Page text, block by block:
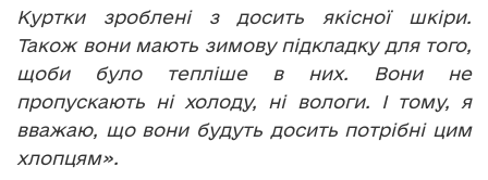
Куртки зроблені з досить якісної шкіри.
Також вони мають зимову підкладку для того,
щоби було тепліше в них. Вони не
пропускають ні холоду, ні вологи. І тому, я
вважаю, що вони будуть досить потрібні цим
хлопцям».